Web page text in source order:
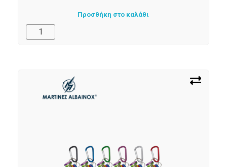
Προσθήκη στο καλάθι